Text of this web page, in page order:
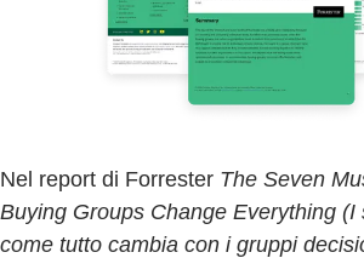
Nel report di Forrester The Seven
Buying Groups Change Everything (I
come tutto cambia con i gruppi